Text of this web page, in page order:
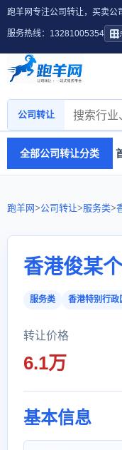
跑羊网专注公司转让，买卖公
服务热线：13281005354
公司转让
全部公司转让分类
跑羊网>公司转让>服务类>
香港俊某
服务类 香港特别行政
转让价格
6.1万
基本信息